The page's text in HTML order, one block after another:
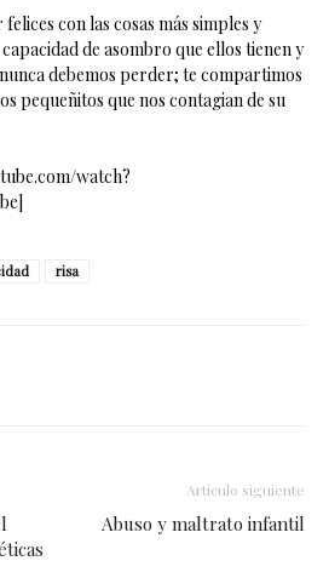
con las cosas más simples y
de asombro que ellos tienen y
debemos perder; te compartimos
pequeñitos que nos contagian de su
watch?
risa
Artículo siguiente
Abuso y maltrato infantil